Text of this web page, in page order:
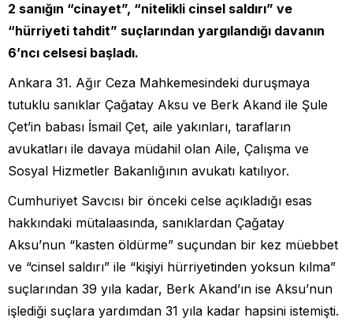
2 sanığın “cinayet”, “nitelikli cinsel saldırı” ve
“hürriyeti tahdit” suçlarından yargılandığı davanın
6’ncı celsesi başladı.
Ankara 31. Ağır Ceza Mahkemesindeki duruşmaya
tutuklu sanıklar Çağatay Aksu ve Berk Akand ile Şule
Çet’in babası İsmail Çet, aile yakınları, tarafların
avukatları ile davaya müdahil olan Aile, Çalışma ve
Sosyal Hizmetler Bakanlığının avukatı katılıyor.
Cumhuriyet Savcısı bir önceki celse açıkladığı esas
hakkındaki mütalaasında, sanıklardan Çağatay
Aksu’nun “kasten öldürme” suçundan bir kez müebbet
ve “cinsel saldırı” ile “kişiyi hürriyetinden yoksun kılma”
suçlarından 39 yıla kadar, Berk Akand’ın ise Aksu’nun
işlediği suçlara yardımdan 31 yıla kadar hapsini istemişti.